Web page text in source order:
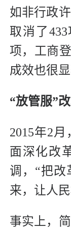
如非行政
取消了
项，工商
成效也很
“放管服”
2015年2
面深化改
调，“把改
来，让人
事实上，